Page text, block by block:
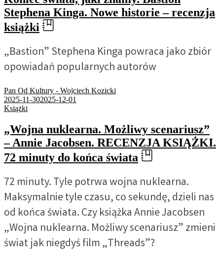
Stephena Kinga. Nowe historie – recenzja
książki
„Bastion” Stephena Kinga powraca jako zbiór
opowiadań popularnych autorów
Pan Od Kultury - Wojciech Kozicki
2025-11-302025-12-01
Książki
„Wojna nuklearna. Możliwy scenariusz”
– Annie Jacobsen. RECENZJA KSIĄŻKI.
72 minuty do końca świata
72 minuty. Tyle potrwa wojna nuklearna.
Maksymalnie tyle czasu, co sekundę, dzieli nas
od końca świata. Czy książka Annie Jacobsen
„Wojna nuklearna. Możliwy scenariusz” zmieni
świat jak niegdyś film „Threads”?